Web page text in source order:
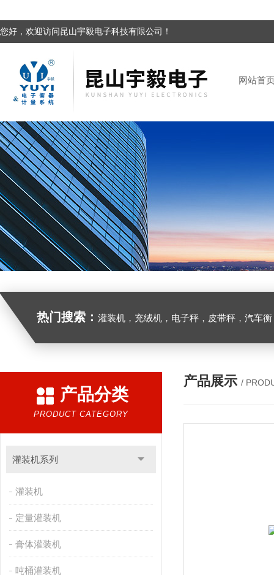
您好，欢迎访问昆山宇毅电子科技有限公司！
网站首
热门搜索： 灌装机，充绒机，电子秤，皮带秤，汽车
产品分类
PRODUCT CATEGORY
灌装机系列
灌装机
定量灌装机
膏体灌装机
吨桶灌装机
产品展示 /